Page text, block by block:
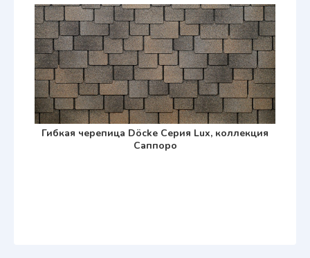
Гибкая черепица Döcke Серия Lux, коллекция
Саппоро